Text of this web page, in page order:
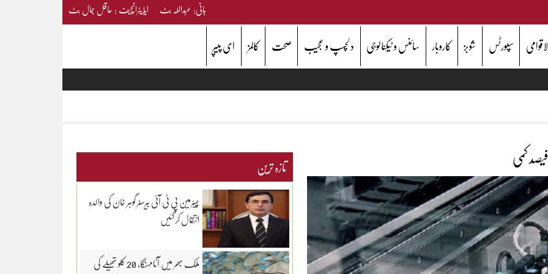
بانی: عبداللہ بٹ ایڈیٹرانچیف : عاقل جمال بٹ
سپورٹس شوبز کاروبار سائنس و ٹیکنالوجی دلچسپ و عجیب صحت کالمز ای پیپر
تازہ ترین
چیئرمین پی ٹی آئی بیرسٹر گوہر خان کی والدہ
انتقال کرگئیں
ملک بھر میں آٹامہنگا، 20 کلو تھیلے کی